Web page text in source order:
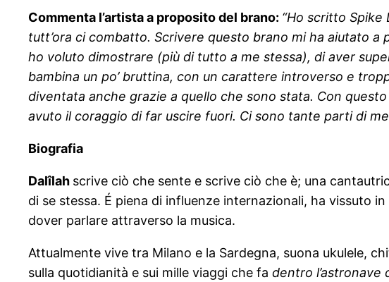
Commenta l’artista a proposito del brano: “Ho scritto Spike
tutt’ora ci combatto. Scrivere questo brano mi ha aiutato
ho voluto dimostrare (più di tutto a me stessa), di aver
bambina un po’ bruttina, con un carattere introverso e
diventata anche grazie a quello che sono stata. Con
avuto il coraggio di far uscire fuori. Ci sono tante parti di
Biografia
Dalîlah scrive ciò che sente e scrive ciò che è; una
di se stessa. É piena di influenze internazionali, ha vissuto
dover parlare attraverso la musica.
Attualmente vive tra Milano e la Sardegna, suona ukulele,
sulla quotidianità e sui mille viaggi che fa dentro l’astronave